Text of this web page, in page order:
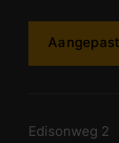
Edisonweg 2